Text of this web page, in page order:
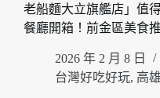
營
博
店」
真
老船麵大立旗艦店」值
餐廳開箱！前金區美食
2026 年 2 月 8 日
台灣好吃好玩, 高